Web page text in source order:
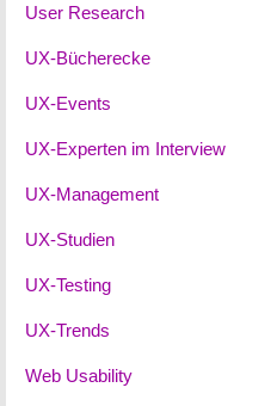
User Research
UX-Bücherecke
UX-Events
UX-Experten im Interview
UX-Management
UX-Studien
UX-Testing
UX-Trends
Web Usability